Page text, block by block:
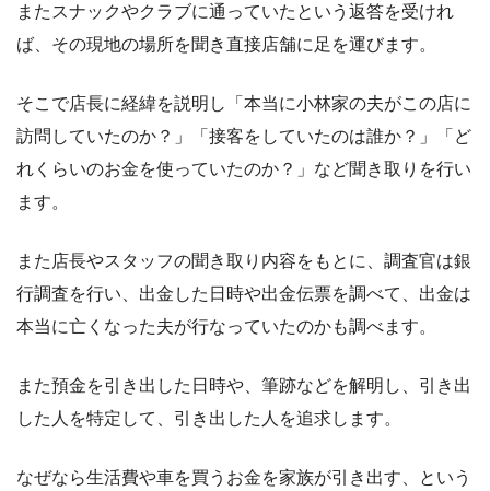
またスナックやクラブに通っていたという返答を受けれ
ば、その現地の場所を聞き直接店舗に足を運びます。
そこで店長に経緯を説明し「本当に小林家の夫がこの店に
訪問していたのか？」「接客をしていたのは誰か？」「ど
れくらいのお金を使っていたのか？」など聞き取りを行い
ます。
また店長やスタッフの聞き取り内容をもとに、調査官は銀
行調査を行い、出金した日時や出金伝票を調べて、出金は
本当に亡くなった夫が行なっていたのかも調べます。
また預金を引き出した日時や、筆跡などを解明し、引き出
した人を特定して、引き出した人を追求します。
なぜなら生活費や車を買うお金を家族が引き出す、という